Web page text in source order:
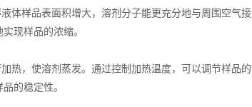
样品表面积增大，溶剂分子能更充分地与周围空气
现样品的浓缩。
，使溶剂蒸发。通过控制加热温度，可以调节样品
的稳定性。